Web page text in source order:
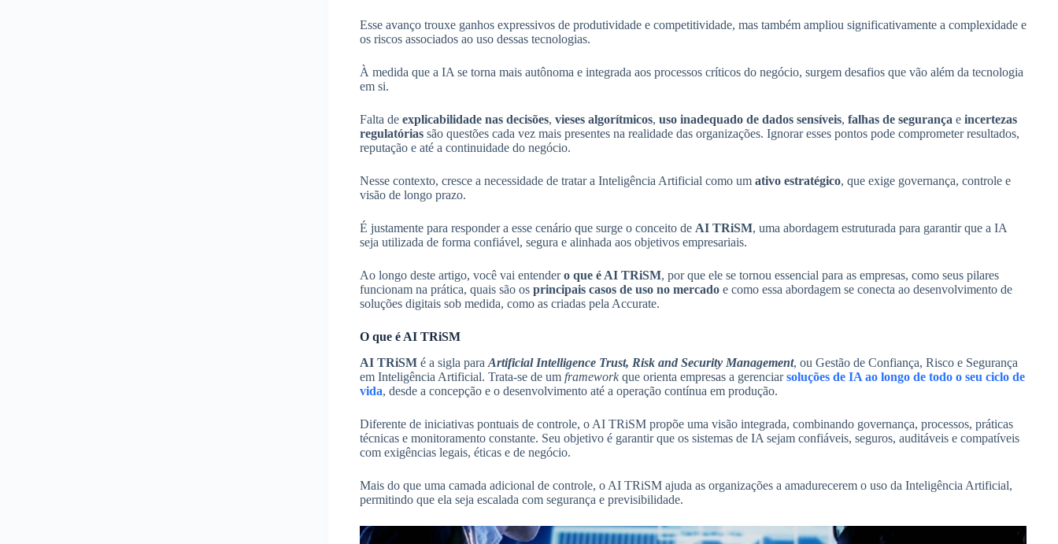
Esse avanço trouxe ganhos expressivos de produtividade e competitividade, mas também ampliou significativamente a complexidade e
os riscos associados ao uso dessas tecnologias.
À medida que a IA se torna mais autônoma e integrada aos processos críticos do negócio, surgem desafios que vão além da tecnologia
em si.
Falta de explicabilidade nas decisões, vieses algorítmicos, uso inadequado de dados sensíveis, falhas de segurança e incertezas
regulatóriassão questões cada vez mais presentes na realidade das organizações. Ignorar esses pontos pode comprometer resultados,
reputação e até a continuidade do negócio.
Nesse contexto, cresce a necessidade de tratar a Inteligência Artificial como um ativo estratégico, que exige governança, controle e
visão de longo prazo.
É justamente para responder a esse cenário que surge o conceito de AI TRiSM, uma abordagem estruturada para garantir que a IA
seja utilizada de forma confiável, segura e alinhada aos objetivos empresariais.
Ao longo deste artigo, você vai entendero que é AI TRiSM, por que ele se tornou essencial para as empresas, como seus pilares
funcionam na prática, quais são os principais casos de uso no mercadoe como essa abordagem se conecta ao desenvolvimento de
soluções digitais sob medida, como as criadas pela Accurate.
O que é AI TRiSM
AI TRiSMé a sigla para Artificial Intelligence Trust, Risk and Security Management, ou Gestão de Confiança, Risco e Segurança
em Inteligência Artificial. Trata-se de um frameworkque orienta empresas a gerenciarsoluções de IA ao longo de todo o seu ciclo de
vida, desde a concepção e o desenvolvimento até a operação contínua em produção.
Diferente de iniciativas pontuais de controle, o AI TRiSM propõe uma visão integrada, combinando governança, processos, práticas
técnicas e monitoramento constante. Seu objetivo é garantir que os sistemas de IA sejam confiáveis, seguros, auditáveis e compatíveis
com exigências legais, éticas e de negócio.
Mais do que uma camada adicional de controle, o AI TRiSM ajuda as organizações a amadurecerem o uso da Inteligência Artificial,
permitindo que ela seja escalada com segurança e previsibilidade.